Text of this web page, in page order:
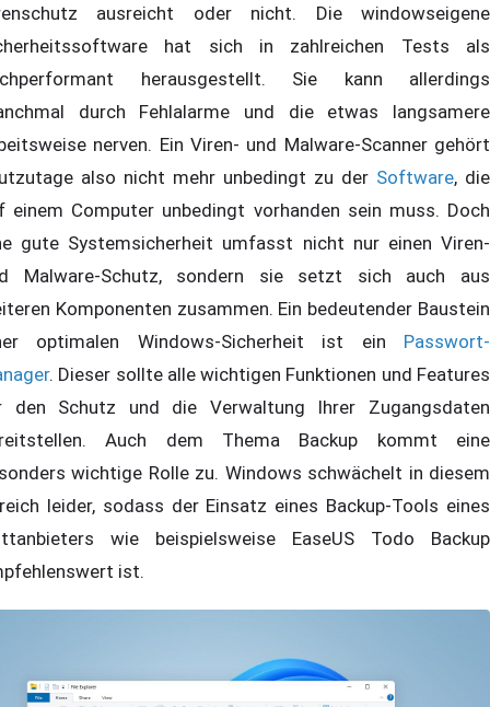
ausreicht oder nicht. Die windowseigene
hat sich in zahlreichen Tests als
herausgestellt. Sie kann allerdings
durch Fehlalarme und die etwas langsamere
nerven. Ein Viren- und Malware-Scanner gehört
also nicht mehr unbedingt zu der Software, die
einem Computer unbedingt vorhanden sein muss. Doch
gute Systemsicherheit umfasst nicht nur einen Viren-
Malware-Schutz, sondern sie setzt sich auch aus
Komponenten zusammen. Ein bedeutender Baustein
optimalen Windows-Sicherheit ist ein Passwort-
. Dieser sollte alle wichtigen Funktionen und Features
den Schutz und die Verwaltung Ihrer Zugangsdaten
Auch dem Thema Backup kommt eine
wichtige Rolle zu. Windows schwächelt in diesem
leider, sodass der Einsatz eines Backup-Tools eines
wie beispielsweise EaseUS Todo Backup
ist.